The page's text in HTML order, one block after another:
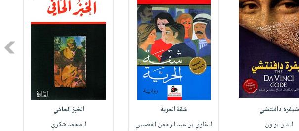
شيفرة دافنتشي
لـ دان براون
شقة الحرية
لـ غازي بن عبد الرحمن القصيبي
الخبز الحافي
لـ محمد شكري